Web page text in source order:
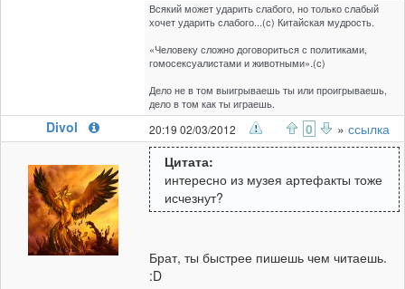
Всякий может ударить слабого, но только слабый
хочет ударить слабого...(с) Китайская мудрость.
«Человеку сложно договориться с политиками,
гомосексуалистами и животными».(с)
Дело не в том выигрываешь ты или проигрываешь,
дело в том как ты играешь.
Divol 20:19 02/03/2012 0 » ссылка
Цитата:
интересно из музея артефакты тоже
исчезнут?
Брат, ты быстрее пишешь чем читаешь.
:D